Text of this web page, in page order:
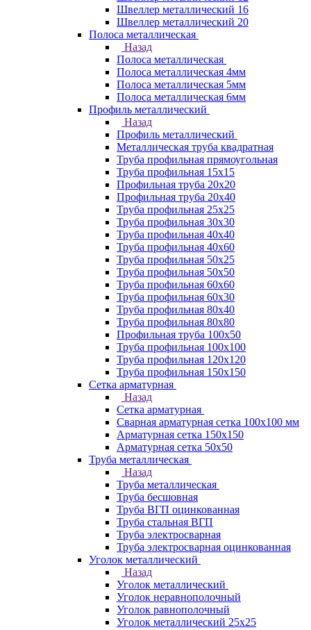
Швеллер металлический 16
Швеллер металлический 20
Полоса металлическая
Назад
Полоса металлическая
Полоса металлическая 4мм
Полоса металлическая 5мм
Полоса металлическая 6мм
Профиль металлический
Назад
Профиль металлический
Металлическая труба квадратная
Труба профильная прямоугольная
Труба профильная 15х15
Профильная труба 20х20
Профильная труба 20х40
Труба профильная 25х25
Труба профильная 30x30
Труба профильная 40х40
Труба профильная 40х60
Труба профильная 50х25
Труба профильная 50х50
Труба профильная 60x60
Труба профильная 60х30
Труба профильная 80х40
Труба профильная 80х80
Профильная труба 100х50
Труба профильная 100х100
Труба профильная 120х120
Труба профильная 150х150
Сетка арматурная
Назад
Сетка арматурная
Сварная арматурная сетка 100х100 мм
Арматурная сетка 150х150
Арматурная сетка 50х50
Труба металлическая
Назад
Труба металлическая
Труба бесшовная
Труба ВГП оцинкованная
Труба стальная ВГП
Труба электросварная
Труба электросварная оцинкованная
Уголок металлический
Назад
Уголок металлический
Уголок неравнополочный
Уголок равнополочный
Уголок металлический 25х25